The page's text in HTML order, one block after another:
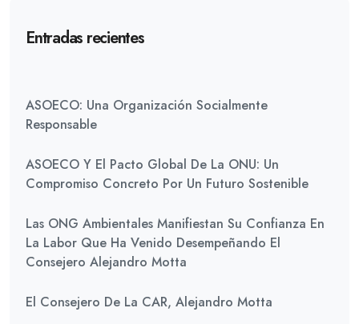
Entradas recientes
ASOECO: Una Organización Socialmente
Responsable
ASOECO Y El Pacto Global De La ONU: Un
Compromiso Concreto Por Un Futuro Sostenible
Las ONG Ambientales Manifiestan Su Confianza En
La Labor Que Ha Venido Desempeñando El
Consejero Alejandro Motta
El Consejero De La CAR, Alejandro Motta